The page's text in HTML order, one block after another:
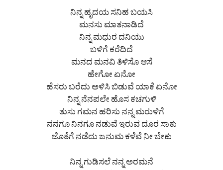
ನಿನ್ನ ಹೃದಯ ಸನಿಹ ಬಯಸಿ
ಮನಸು ಮಾತನಾಡಿದೆ
ನಿನ್ನ ಮಧುರ ದನಿಯು
ಬಳಿಗೆ ಕರೆದಿದೆ
ಮನದ ಮನವಿ ತಿಳಿಸೊ ಆಸೆ
ಹೇಗೋ ಏನೋ
ಹೆಸರು ಬರೆದು ಅಳಿಸಿ ಬಿಡುವೆ ಯಾಕೆ ಏನೋ
ನಿನ್ನ ನೆನಪಲೇ ಹೊಸ ಕಚಗುಳಿ
ತುಸು ಗಮನ ಹರಿಸು ನನ್ನ ಮರುಳಿಗೆ
ನನಗೂ ನಿನಗೂ ನಡುವೆ ಇರುವ ದೂರ ಸಾಕು
ಜೊತೆಗೆ ನಡೆದು ಜನುಮ ಕಳೆವೆ ನೀ ಬೇಕು
ನಿನ್ನ ಗುಡಿಸಲೆ ನನ್ನ ಅರಮನೆ